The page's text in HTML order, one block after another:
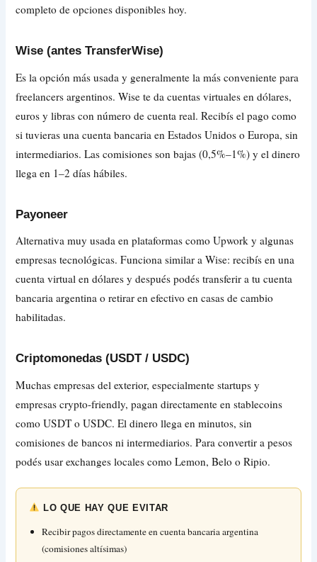
completo de opciones disponibles hoy.
Wise (antes TransferWise)
Es la opción más usada y generalmente la más conveniente para
freelancers argentinos. Wise te da cuentas virtuales en dólares,
euros y libras con número de cuenta real. Recibís el pago como
si tuvieras una cuenta bancaria en Estados Unidos o Europa, sin
intermediarios. Las comisiones son bajas (0,5%–1%) y el dinero
llega en 1–2 días hábiles.
Payoneer
Alternativa muy usada en plataformas como Upwork y algunas
empresas tecnológicas. Funciona similar a Wise: recibís en una
cuenta virtual en dólares y después podés transferir a tu cuenta
bancaria argentina o retirar en efectivo en casas de cambio
habilitadas.
Criptomonedas (USDT / USDC)
Muchas empresas del exterior, especialmente startups y
empresas crypto-friendly, pagan directamente en stablecoins
como USDT o USDC. El dinero llega en minutos, sin
comisiones de bancos ni intermediarios. Para convertir a pesos
podés usar exchanges locales como Lemon, Belo o Ripio.
LO QUE HAY QUE EVITAR
Recibir pagos directamente en cuenta bancaria argentina
(comisiones altísimas)